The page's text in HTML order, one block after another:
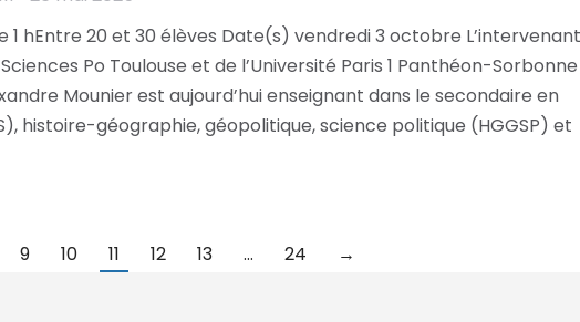
1 hEntre 20 et 30 élèves Date(s) vendredi 3 octobre L’intervenant
Po Toulouse et de l’Université Paris 1 Panthéon-Sorbonne
Mounier est aujourd’hui enseignant dans le secondaire en
histoire-géographie, géopolitique, science politique (HGGSP) et
9 10 11 12 13 … 24 →